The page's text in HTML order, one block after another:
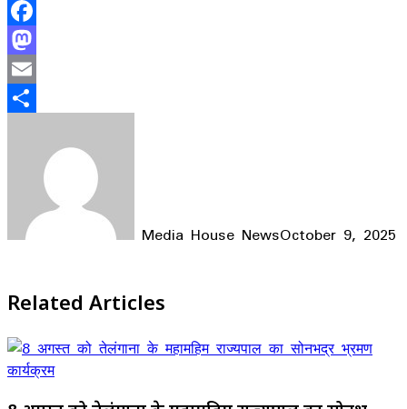
Facebook
Mastodon
Email
Media House NewsOctober 9, 2025
Related Articles